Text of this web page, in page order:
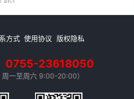
方式 使用协议 版权隐私
0755-23618050
周一至周六 9:00-20:00）